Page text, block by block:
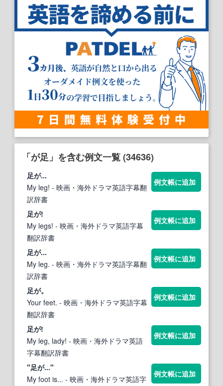
「が足」を含む例文一覧 (34636)
足が...
My leg! - 映画・海外ドラマ英語字幕翻
訳辞書
例文帳に追加
足が!
My legs! - 映画・海外ドラマ英語字幕
翻訳辞書
例文帳に追加
足が...
My leg. - 映画・海外ドラマ英語字幕翻
訳辞書
例文帳に追加
足が。
Your feet. - 映画・海外ドラマ英語字幕
翻訳辞書
例文帳に追加
足が!
My leg, lady! - 映画・海外ドラマ英語
字幕翻訳辞書
例文帳に追加
"足が..."
My foot is... - 映画・海外ドラマ英語字
例文帳に追加